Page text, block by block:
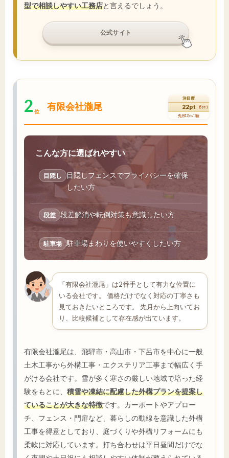
型で相談しやすい工務店と言えるでしょう。
公式サイト
2 位 有限会社瀧尾
注目度
22pt (5pt↑)
先月17pt / 3位
こんな方に選ばれやすい
目隠し
目隠しフェンスでプライバシーを確保
したい方
段差 段差解消や転倒対策も意識したい方
駐車場 駐車場まわりを使いやすくしたい方
「有限会社瀧尾」は2番手として有力な位置に
いる会社です。 価格だけでなく対応の丁寧さも
見ておきたいところです。 先月から上向いてお
り、比較候補として存在感が出ています。
有限会社瀧尾は、飛騨市・高山市・下呂市を中心に一般
土木工事から外構工事・エクステリア工事まで幅広く手
がける会社です。雪が多く寒さの厳しい地域で培った経
験をもとに、 積雪や凍結に配慮した外構プランを提案し
ていることが大きな特徴です。カーポートやアプロー
チ、フェンス・門扉など、暮らしの動線を意識した外構
工事を得意としており、庭づくりや外構リフォームにも
柔軟に対応しています。打ち合わせは平日昼間だけでな